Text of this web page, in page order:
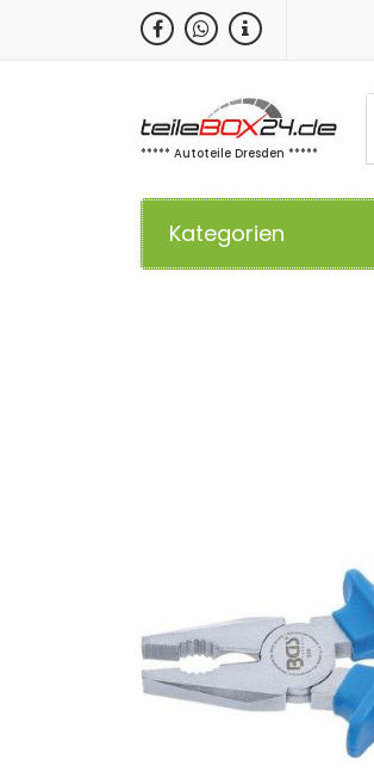
***** Autoteile Dresden *****
Kategorien